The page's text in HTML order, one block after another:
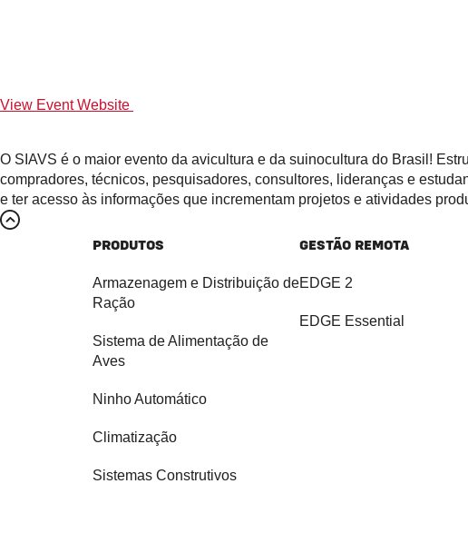
View Event Website
O SIAVS é o maior evento da avicultura e da suinocultura do Brasil!
compradores, técnicos, pesquisadores, consultores, lideranças e
e ter acesso às informações que incrementam projetos e atividades
PRODUTOS
Armazenagem e Distribuição de
Ração
Sistema de Alimentação de
Aves
Ninho Automático
Climatização
Sistemas Construtivos
GESTÃO REMOTA
EDGE 2
EDGE Essential